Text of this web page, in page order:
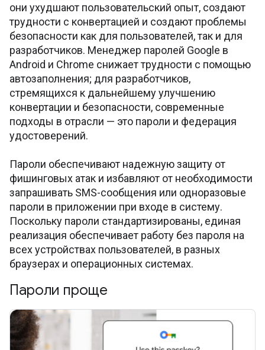
они ухудшают пользовательский опыт, создают
трудности с конвертацией и создают проблемы
безопасности как для пользователей, так и для
разработчиков. Менеджер паролей Google в
Android и Chrome снижает трудности с помощью
автозаполнения; для разработчиков,
стремящихся к дальнейшему улучшению
конвертации и безопасности, современные
подходы в отрасли — это пароли и федерация
удостоверений.
Пароли обеспечивают надежную защиту от
фишинговых атак и избавляют от необходимости
запрашивать SMS-сообщения или одноразовые
пароли в приложении при входе в систему.
Поскольку пароли стандартизированы, единая
реализация обеспечивает работу без пароля на
всех устройствах пользователей, в разных
браузерах и операционных системах.
Пароли проще